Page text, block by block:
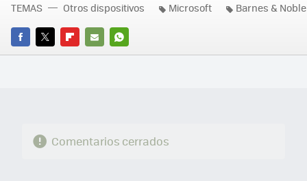
FACEBOOK
TWITTERFLIPBOARD
E-
WHATSAPP
TEMAS Otros dispositivos Microsoft Barnes & Noble
Comentarios cerrados